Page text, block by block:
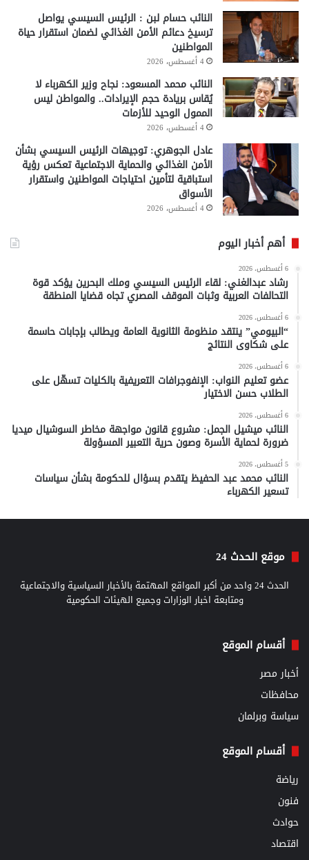
النائب حسام لبن : الرئيس السيسي يواصل
ترسيخ دعائم الأمن الغذائي لضمان استقرار حياة
المواطنين
4 أغسطس، 2026
النائب محمد المسعود: نجاح وزير الكهرباء لا
يُقاس بريادة حجم الإيرادات.. والمواطن ليس
الممول الوحيد للأزمات
4 أغسطس، 2026
عادل الجوهري: توجيهات الرئيس السيسي بشأن
الأمن الغذائي والحماية الاجتماعية تعكس رؤية
استباقية لتأمين احتياجات المواطنين واستقرار
الأسواق
4 أغسطس، 2026
أهم أخبار اليوم
6 أغسطس، 2026
رشاد عبدالغني: لقاء الرئيس السيسي وملك البحرين يؤكد قوة
التحالفات العربية وثبات الموقف المصري تجاه قضايا المنطقة
6 أغسطس، 2026
“البيومي” ينتقد منظومة الثانوية العامة ويطالب بإجابات حاسمة
على شكاوى النتائج
6 أغسطس، 2026
عضو تعليم النواب: الإنفوجرافات التعريفية بالكليات تسهّل على
الطلاب حسن الاختيار
6 أغسطس، 2026
النائب ميشيل الجمل: مشروع قانون مواجهة مخاطر السوشيال ميديا
ضرورة لحماية الأسرة وصون حرية التعبير المسؤولة
5 أغسطس، 2026
النائب محمد عبد الحفيظ يتقدم بسؤال للحكومة بشأن سياسات
تسعير الكهرباء
موقع الحدث 24
الحدث 24 واحد من أكبر المواقع المهتمة بالأخبار السياسية والاجتماعية
ومتابعة اخبار الوزارات وجميع الهيئات الحكومية
أقسام الموقع
أخبار مصر
محافظات
سياسة وبرلمان
أقسام الموقع
رياضة
فنون
حوادث
اقتصاد